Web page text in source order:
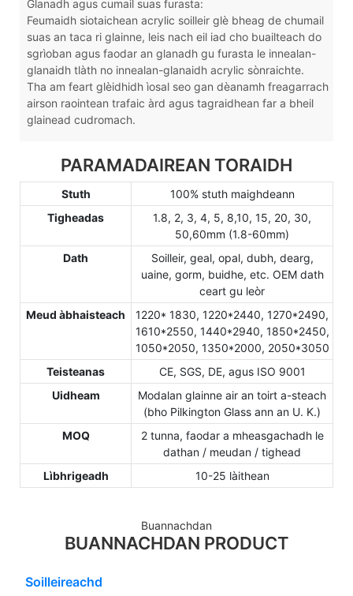
Glanadh agus cumail suas furasta:
Feumaidh siotaichean acrylic soilleir glè bheag de chumail
suas an taca ri glainne, leis nach eil iad cho buailteach do
sgrìoban agus faodar an glanadh gu furasta le innealan-
glanaidh tlàth no innealan-glanaidh acrylic sònraichte.
Tha am feart glèidhidh ìosal seo gan dèanamh freagarrach
airson raointean trafaic àrd agus tagraidhean far a bheil
glainead cudromach.
PARAMADAIREAN TORAIDH
Stuth
100% stuth maighdeann
Tigheadas
1.8, 2, 3, 4, 5, 8,10, 15, 20, 30,
50,60mm (1.8-60mm)
Dath
Soilleir, geal, opal, dubh, dearg,
uaine, gorm, buidhe, etc. OEM dath
ceart gu leòr
Meud àbhaisteach
1220* 1830, 1220*2440, 1270*2490,
1610*2550, 1440*2940, 1850*2450,
1050*2050, 1350*2000, 2050*3050
Teisteanas
CE, SGS, DE, agus ISO 9001
Uidheam
Modalan glainne air an toirt a-steach
(bho Pilkington Glass ann an U. K.)
MOQ
2 tunna, faodar a mheasgachadh le
dathan / meudan / tighead
Lìbhrigeadh
10-25 làithean
Buannachdan
BUANNACHDAN PRODUCT
Soilleireachd